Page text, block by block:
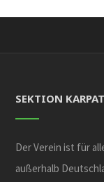
SEKTION
Der Verein ist für
außerhalb